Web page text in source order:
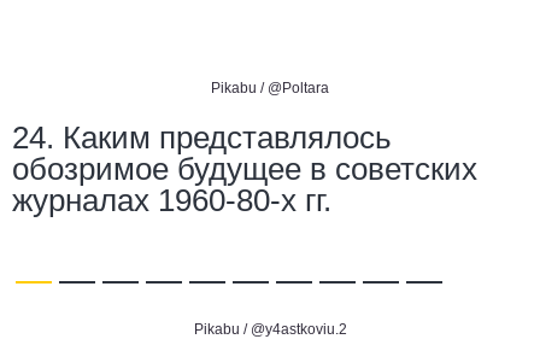
Pikabu / @Poltara
24. Каким представлялось
обозримое будущее в советских
журналах 1960-80-х гг.
Pikabu / @y4astkoviu.2